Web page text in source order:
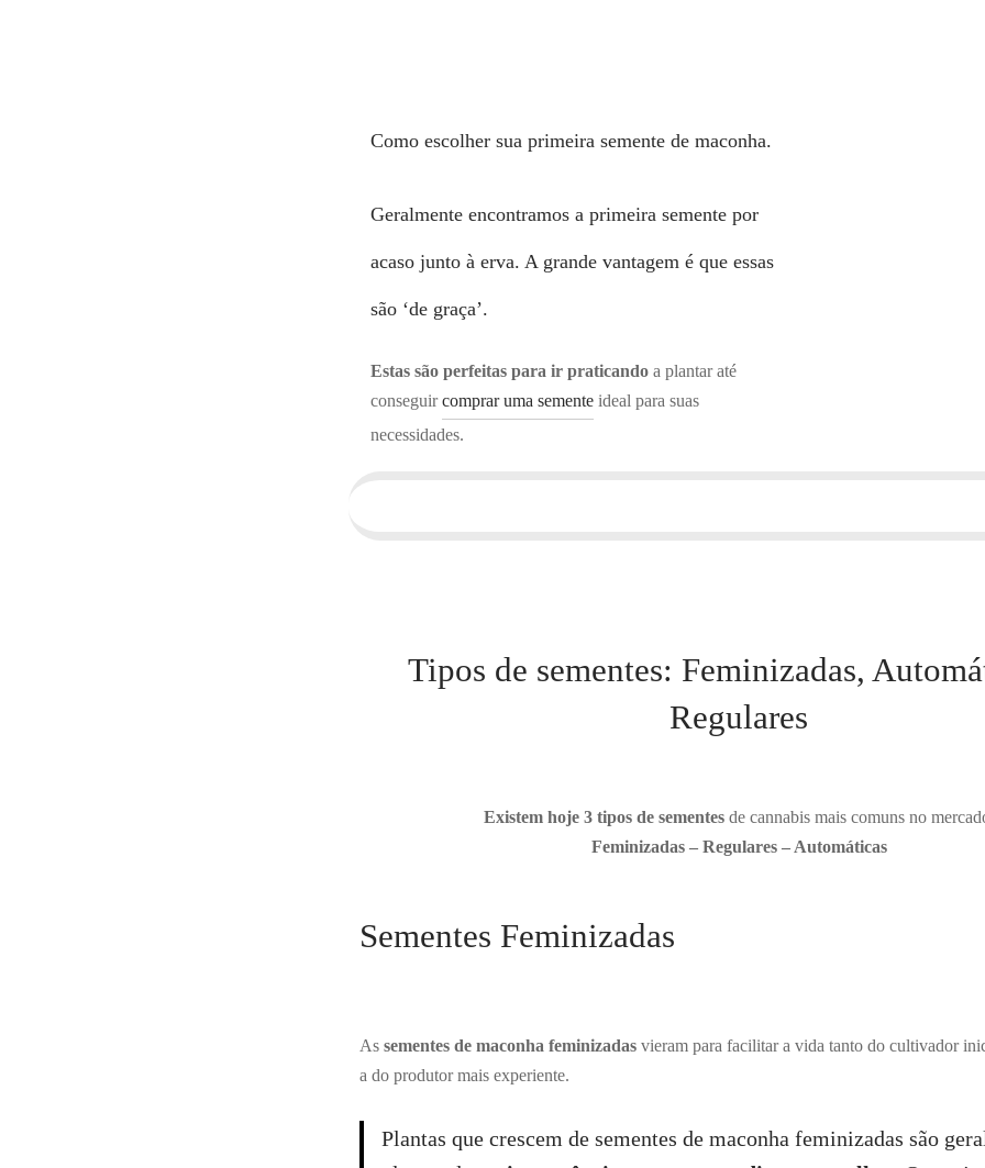
Como escolher sua primeira semente de maconha.
Geralmente encontramos a primeira semente por
acaso junto à erva. A grande vantagem é que essas
são ‘de graça’.
Estas são perfeitas para ir praticando a plantar até
conseguircomprar uma semente ideal para suas
necessidades.
Tipos de sementes: Feminizadas,
Regulares
Existem hoje 3 tipos de sementesde cannabis mais comuns no
Feminizadas – Regulares – Automáticas
Sementes Feminizadas
As sementes de maconha feminizadas vieram para facilitar a vida tanto do cultivador
a do produtor mais experiente.
Plantas que crescem de sementes de maconha feminizadas são